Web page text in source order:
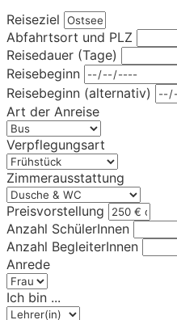
Reiseziel
Abfahrtsort und PLZ
Reisedauer (Tage)
Reisebeginn
Reisebeginn (alternativ)
Art der Anreise
Verpflegungsart
Zimmerausstattung
Preisvorstellung
Anzahl SchülerInnen
Anzahl BegleiterInnen
Anrede
Ich bin ...